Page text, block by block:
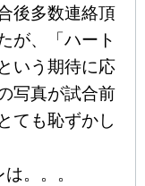
後多数連絡頂
が、「ハート
いう期待に応
写真が試合前
ても恥ずかし
。。。